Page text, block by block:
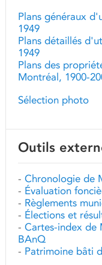
Plans généraux
1949
Plans détaillés
1949
Plans des
Montréal, 1900-
Sélection photo
Outils
- Chronologie de
- Évaluation
- Règlements
- Élections et
- Cartes-index de
BAnQ
- Patrimoine bâti